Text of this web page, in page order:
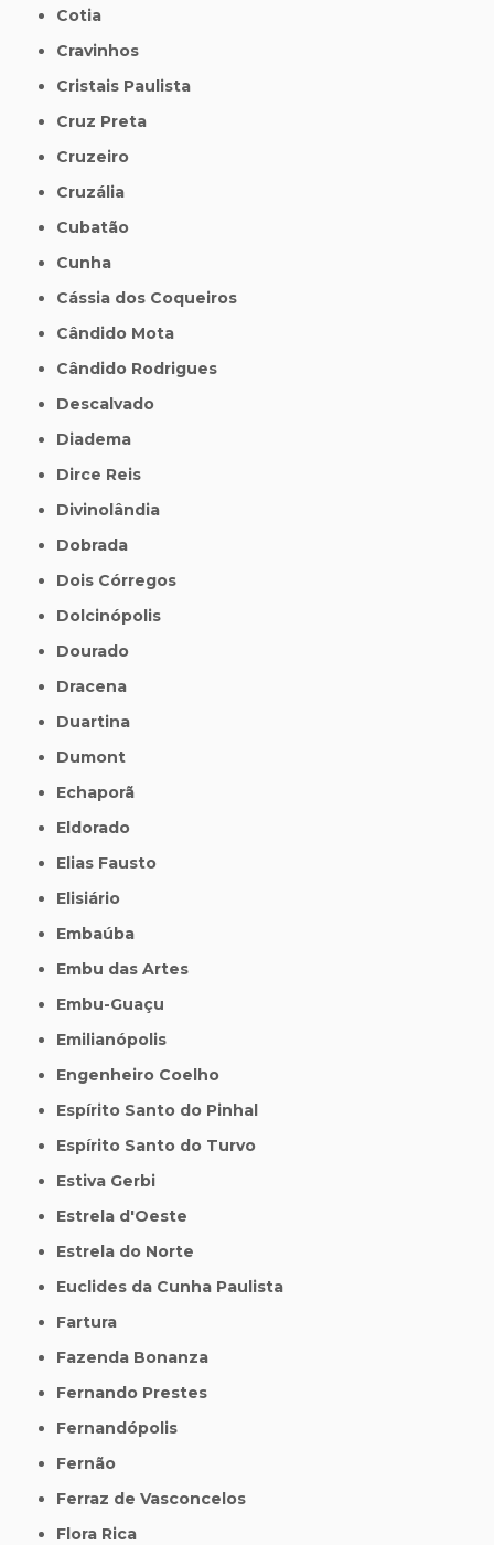
Cotia
Cravinhos
Cristais Paulista
Cruz Preta
Cruzeiro
Cruzália
Cubatão
Cunha
Cássia dos Coqueiros
Cândido Mota
Cândido Rodrigues
Descalvado
Diadema
Dirce Reis
Divinolândia
Dobrada
Dois Córregos
Dolcinópolis
Dourado
Dracena
Duartina
Dumont
Echaporã
Eldorado
Elias Fausto
Elisiário
Embaúba
Embu das Artes
Embu-Guaçu
Emilianópolis
Engenheiro Coelho
Espírito Santo do Pinhal
Espírito Santo do Turvo
Estiva Gerbi
Estrela d'Oeste
Estrela do Norte
Euclides da Cunha Paulista
Fartura
Fazenda Bonanza
Fernando Prestes
Fernandópolis
Fernão
Ferraz de Vasconcelos
Flora Rica